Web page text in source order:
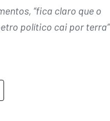
“fica claro que o
político cai por terra”